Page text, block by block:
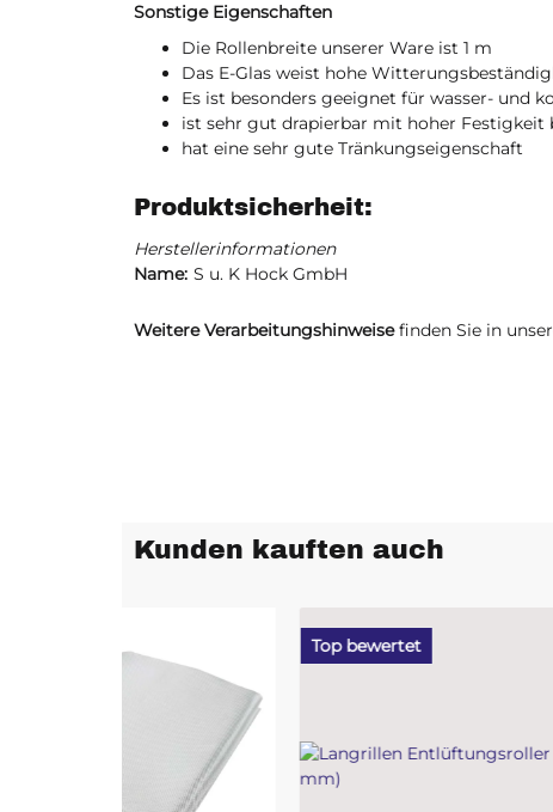
Sonstige Eigenschaften
Die Rollenbreite unserer Ware ist 1 m
Das E-Glas weist hohe
Es ist besonders geeignet für wasser- und
ist sehr gut drapierbar mit hoher Festigkeit
hat eine sehr gute Tränkungseigenschaft
Produktsicherheit:
Herstellerinformationen
Name: S u. K Hock GmbH
Weitere Verarbeitungshinweisefinden Sie in
Kunden kauften auch